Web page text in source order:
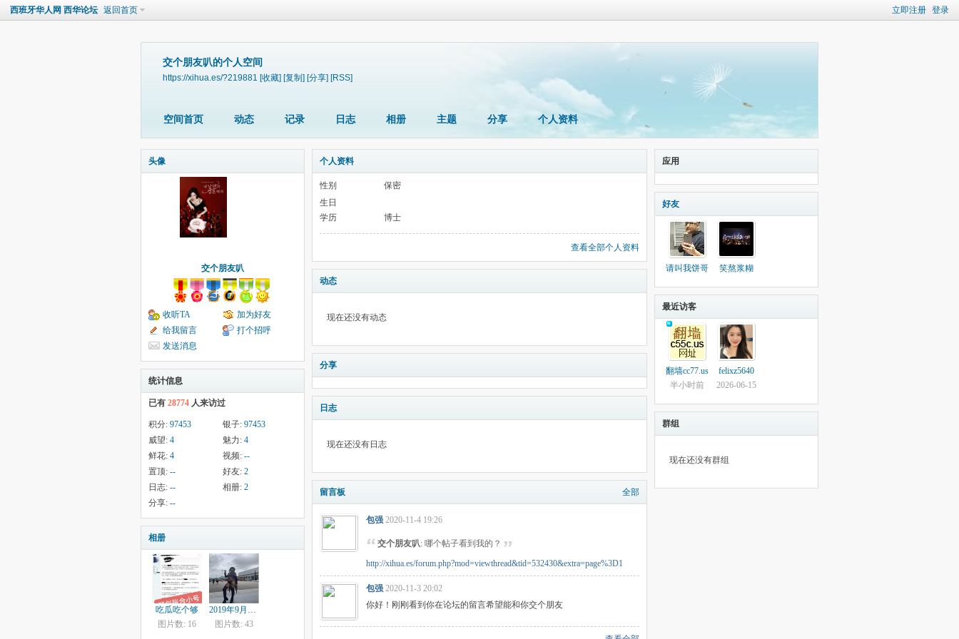
立即注册 登录
西班牙华人网 西华论坛 返回首页
交个朋友叭的个人空间
https://xihua.es/?219881 [收藏] [复制] [分享] [RSS]
空间首页 动态 记录 日志 相册 主题 分享 个人资料
头像
交个朋友叭
收听TA
加为好友
给我留言
打个招呼
发送消息
统计信息
已有 28774 人来访过
积分: 97453 银子: 97453
威望: 4 魅力: 4
鲜花: 4 视频: --
置顶: -- 好友: 2
日志: -- 相册: 2
分享: --
相册
吃瓜吃个够
图片数: 16
2019年9月21日japan weekend漫展
图片数: 43
个人资料
性别
保密
生日
学历
博士
查看全部个人资料
动态
现在还没有动态
分享
日志
现在还没有日志
留言板 全部
包强 2020-11-4 19:26
交个朋友叭: 哪个帖子看到我的？
http://xihua.es/forum.php?mod=viewthread&tid=532430&extra=page%3D1
包强 2020-11-3 20:02
你好！刚刚看到你在论坛的留言希望能和你交个朋友
应用
好友
请叫我饼哥 笑熬浆糊
最近访客
翻墙cc77.us
半小时前
felixz5640
2026-06-15
群组
现在还没有群组